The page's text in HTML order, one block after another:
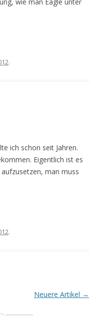
.
ich schon seit Jahren.
Eigentlich ist es
man muss
.
Neuere Artikel →